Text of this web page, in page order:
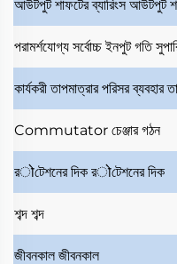
আউটপুট শাফটের ব্যারিংসআউটপুট
পরামর্শযোগ্য সর্বোচ্চ ইনপুট গতি
কার্যকরী তাপমাত্রার পরিসরব্যবহার
Commutator চেঞ্জার গঠন
রोটেশনের দিক রोটেশনের দিক
শব্দ শব্দ
জীবনকালজীবনকাল